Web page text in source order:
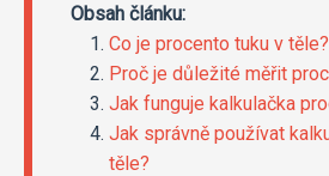
Obsah článku:
Co je procento tuku v těle?
Proč je důležité měřit
Jak funguje kalkulačka
Jak správně používat
těle?